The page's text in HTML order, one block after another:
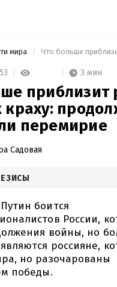
мира
3 мин
краху:
перемирие
Садовая
боится
России,
войны, но
россияне,
но разочарованы
победы.